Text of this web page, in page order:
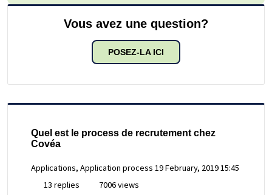
Vous avez une question?
POSEZ-LA ICI
Quel est le process de recrutement chez
Covéa
Applications, Application process 19 February, 2019 15:45
13 replies
7006 views